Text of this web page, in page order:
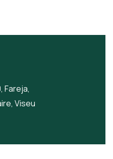
Fareja,
Viseu